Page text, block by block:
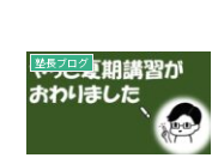
塾長ブログ